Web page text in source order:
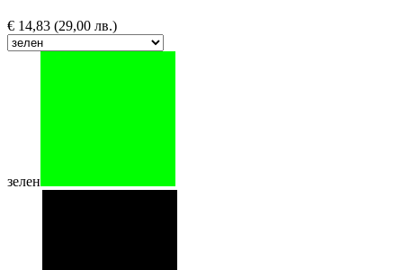
€ 14,83 (29,00 лв.)
зелен